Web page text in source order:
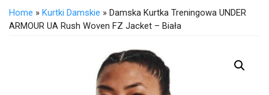
Home » Kurtki Damskie » Damska Kurtka Treningowa UNDER
ARMOUR UA Rush Woven FZ Jacket – Biała